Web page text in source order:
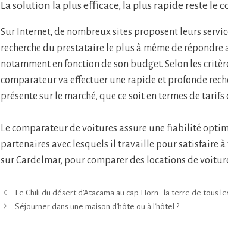
La solution la plus efficace, la plus rapide reste le
Sur Internet, de nombreux sites proposent leurs
recherche du prestataire le plus à même de répondre
notamment en fonction de son budget. Selon les
comparateur va effectuer une rapide et profonde
présente sur le marché, que ce soit en termes de
Le comparateur de voitures assure une fiabilité
partenaires avec lesquels il travaille pour satisfaire à
sur Cardelmar, pour comparer des locations de
Le Chili du désert d’Atacama au cap Horn : la terre de tous
Séjourner dans une maison d’hôte ou à l’hôtel ?